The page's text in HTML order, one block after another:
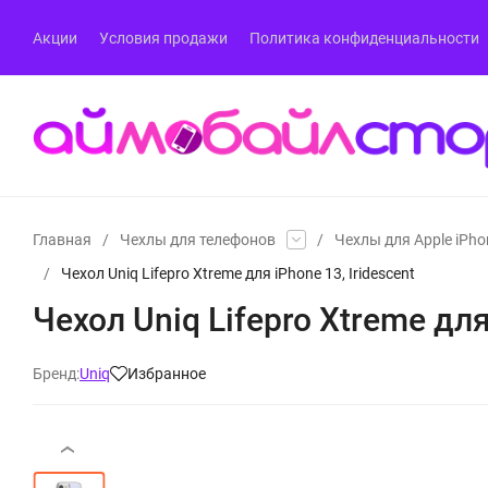
Акции Условия продажи Политика конфиденциальности
Главная / Чехлы для телефонов /
Чехлы для Apple
/
Чехол Uniq Lifepro Xtreme для iPhone 13, Iridescent
Чехол Uniq Lifepro Xtreme
Бренд:Uniq Избранное
‹